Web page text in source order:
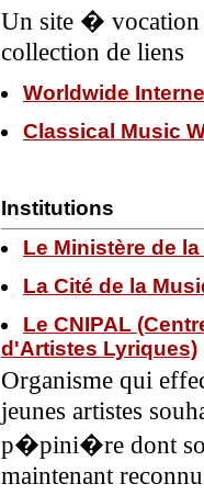
Un site � vocation
collection de liens
Worldwide
Classical Music
Institutions
Le Ministère de
La Cité de la
Le CNIPAL
d'Artistes Lyriques)
Organisme qui
jeunes artistes
p�pini�re dont
maintenant